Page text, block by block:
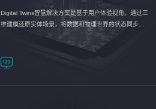
Digital Twins智慧解决方案是基于用户体验视角，通过三
维建模还原实体场景，将数据和物理世界的状态同步呈
现，使用户对关键数据有更直观的感受，推动各行业完
成智能化转型，实现新旧动能的转换